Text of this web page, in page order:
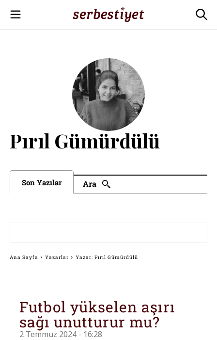
Pırıl Gümürdülü
Son Yazılar Ara
Futbol yükselen aşırı
sağı unutturur mu?
2 Temmuz 2024 - 16:28
Ana Sayfa Yazarlar Yazar: Pırıl Gümürdülü